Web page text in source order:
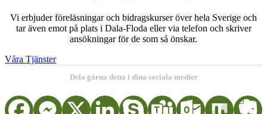
Vi erbjuder föreläsningar och bidragskurser över hela Sverige och
tar även emot på plats i Dala-Floda eller via telefon och skriver
ansökningar för de som så önskar.
Våra Tjänster
Dela gärna detta i dina sociala medier